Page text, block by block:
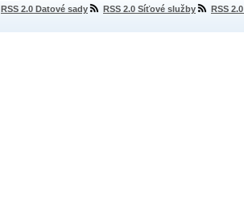
RSS 2.0 Datové sady RSS 2.0 Síťové služby RSS